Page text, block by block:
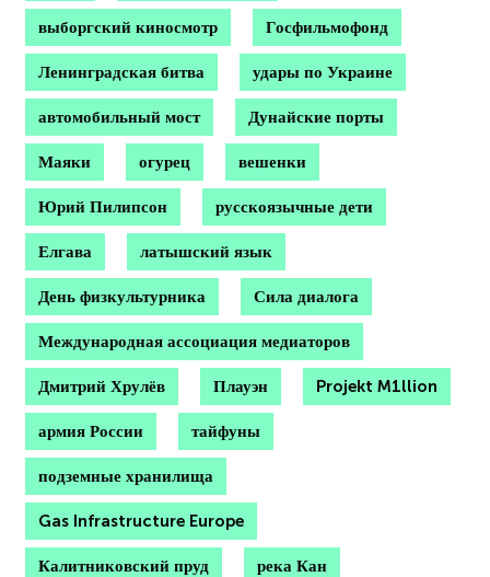
выборгский киносмотр Госфильмофонд
Ленинградская битва удары по Украине
автомобильный мост Дунайские порты
Маяки огурец вешенки
Юрий Пилипсон русскоязычные дети
Елгава латышский язык
День физкультурника Сила диалога
Международная ассоциация медиаторов
Дмитрий Хрулёв Плауэн Projekt M1llion
армия России тайфуны
подземные хранилища
Gas Infrastructure Europe
Калитниковский пруд река Кан